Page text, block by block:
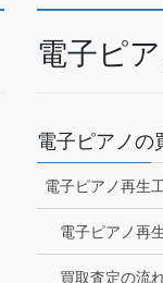
電子ピ
電子ピアノの
電子ピアノ再生
電子ピアノ再
買取査定の流